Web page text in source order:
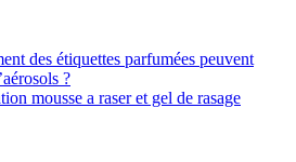
des étiquettes parfumées peuvent
?
mousse a raser et gel de rasage